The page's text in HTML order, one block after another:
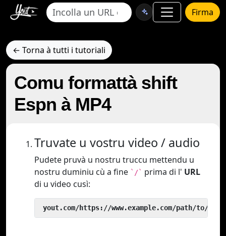
Firma
← Torna à tutti i tutoriali
Comu formattà shift
Espn à MP4
Truvate u vostru video / audio
Pudete pruvà u nostru truccu mettendu u
nostru duminiu cù a fine `/` prima di l' URL
di u video cusì:
yout.com/https://www.example.com/path/to/